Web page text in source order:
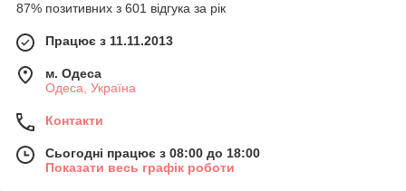
87% позитивних з 601 відгука за рік
Працює з 11.11.2013
м. Одеса
Одеса, Україна
Контакти
Сьогодні працює з 08:00 до 18:00
Показати весь графік роботи